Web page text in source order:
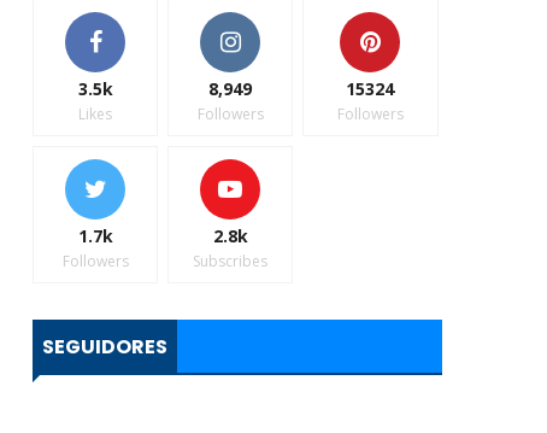
3.5k
Likes
8,949
Followers
15324
Followers
1.7k
Followers
2.8k
Subscribes
SEGUIDORES